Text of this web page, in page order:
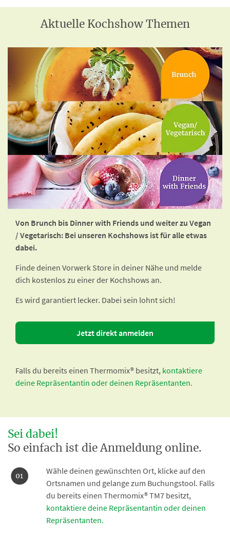
Aktuelle Kochshow Themen
Von Brunch bis Dinner with Friends und weiter zu Vegan
/ Vegetarisch: Bei unseren Kochshows ist für alle etwas
dabei.
Finde deinen Vorwerk Store in deiner Nähe und melde
dich kostenlos zu einer der Kochshows an.
Es wird garantiert lecker. Dabei sein lohnt sich!
Jetzt direkt anmelden
Falls du bereits einen Thermomix® besitzt, kontaktiere
deine Repräsentantin oder deinen Repräsentanten.
Sei dabei!
So einfach ist die Anmeldung online.
Wähle deinen gewünschten Ort, klicke auf den
Ortsnamen und gelange zum Buchungstool. Falls
du bereits einen Thermomix® TM7 besitzt,
kontaktiere deine Repräsentantin oder deinen
Repräsentanten.